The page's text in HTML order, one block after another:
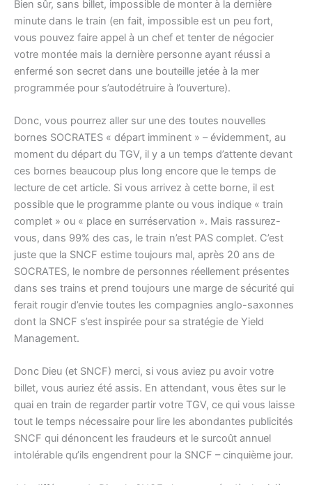
Bien sûr, sans billet, impossible de monter à la dernière
minute dans le train (en fait, impossible est un peu fort,
vous pouvez faire appel à un chef et tenter de négocier
votre montée mais la dernière personne ayant réussi a
enfermé son secret dans une bouteille jetée à la mer
programmée pour s’autodétruire à l’ouverture).
Donc, vous pourrez aller sur une des toutes nouvelles
bornes SOCRATES « départ imminent » – évidemment, au
moment du départ du TGV, il y a un temps d’attente devant
ces bornes beaucoup plus long encore que le temps de
lecture de cet article. Si vous arrivez à cette borne, il est
possible que le programme plante ou vous indique « train
complet » ou « place en surréservation ». Mais rassurez-
vous, dans 99% des cas, le train n’est PAS complet. C’est
juste que la SNCF estime toujours mal, après 20 ans de
SOCRATES, le nombre de personnes réellement présentes
dans ses trains et prend toujours une marge de sécurité qui
ferait rougir d’envie toutes les compagnies anglo-saxonnes
dont la SNCF s’est inspirée pour sa stratégie de Yield
Management.
Donc Dieu (et SNCF) merci, si vous aviez pu avoir votre
billet, vous auriez été assis. En attendant, vous êtes sur le
quai en train de regarder partir votre TGV, ce qui vous laisse
tout le temps nécessaire pour lire les abondantes publicités
SNCF qui dénoncent les fraudeurs et le surcoût annuel
intolérable qu’ils engendrent pour la SNCF – cinquième jour.